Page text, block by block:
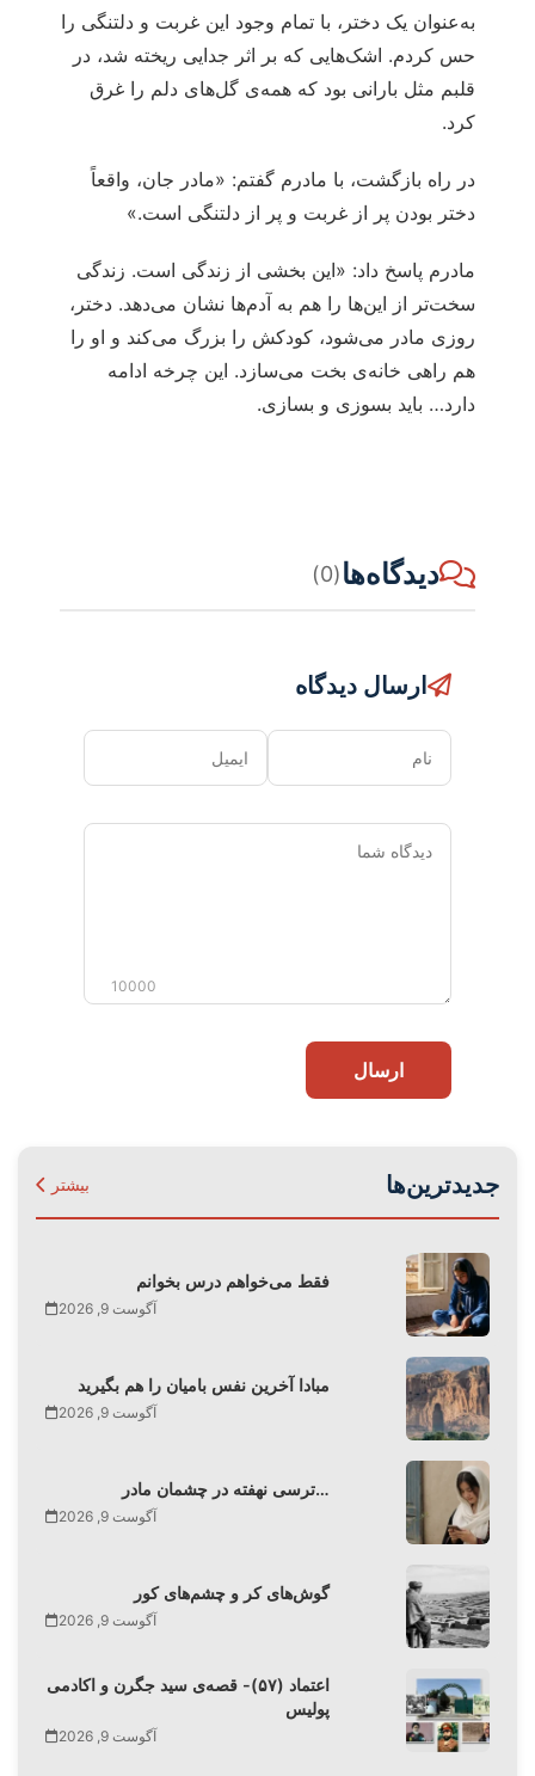
به‌عنوان یک دختر، با تمام وجود این غربت و دلتنگی را
حس کردم. اشک‌هایی که بر اثر جدایی ریخته شد، در
قلبم مثل بارانی بود که همه‌ی گل‌های دلم را غرق
کرد.
در راه بازگشت، با مادرم گفتم: «مادر جان، واقعاً
دختر بودن پر از غربت و پر از دلتنگی است.»
مادرم پاسخ داد: «این بخشی از زندگی است. زندگی
سخت‌تر از این‌ها را هم به آدم‌ها نشان می‌دهد. دختر،
روزی مادر می‌شود، کودکش را بزرگ می‌کند و او را
هم راهی خانه‌ی بخت می‌سازد. این چرخه ادامه
دارد… باید بسوزی و بسازی.
دیدگاه‌ها(0)
ارسال دیدگاه
نام ایمیل
دیدگاه
10000
ارسال
جدیدترین‌ها بیشتر
فقط می‌‌خواهم درس بخوانم
آگوست 9, 2026
مبادا آخرین نفس بامیان را هم بگیرید
آگوست 9, 2026
ترسی نهفته در چشمان مادر…
آگوست 9, 2026
گوش‌های کر و چشم‌های کور
آگوست 9, 2026
اعتماد (۵۷)- قصه‌ی سید جگرن و اکادمی
پولیس
آگوست 9, 2026